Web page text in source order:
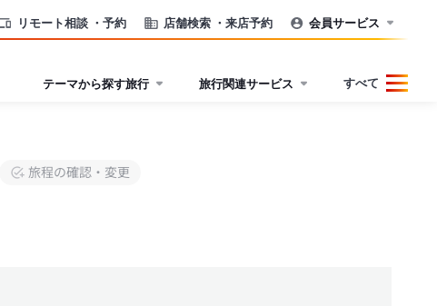
リモート相談 ・予約 店舗検索 ・来店予約 会員サービス
テーマから探す旅行 旅行関連サービス すべて
旅程の確認・変更